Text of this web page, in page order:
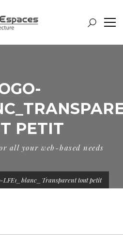
PETIT
all your web-based needs
LFE1_blanc_Transparent tout petit